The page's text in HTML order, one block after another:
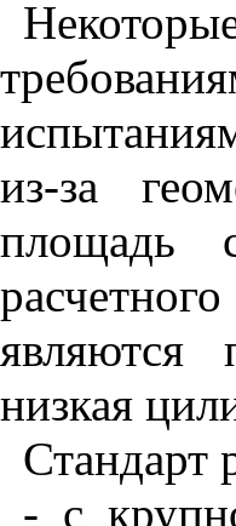
из-за
площадь
расчетного
являются
низкая
Стандарт
- с